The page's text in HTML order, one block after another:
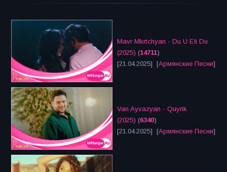
Mavr Mkrtchyan - Du U Eli Du
(2025) (14711)
[21.04.2025] [Армянские Песни]
Van Ayvazyan - Quyrik
(2025) (6340)
[21.04.2025] [Армянские Песни]